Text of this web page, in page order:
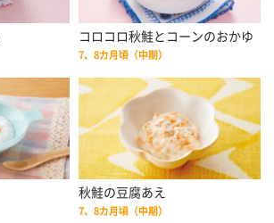
コロコロ秋鮭とコーンのおかゆ
7、8カ月頃（中期）
秋鮭の豆腐あえ
7、8カ月頃（中期）